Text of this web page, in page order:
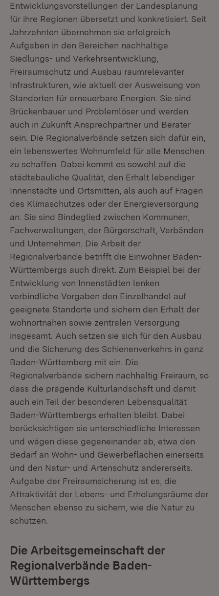
Entwicklungsvorstellungen der Landesplanung
für ihre Regionen übersetzt und konkretisiert. Seit
Jahrzehnten übernehmen sie erfolgreich
Aufgaben in den Bereichen nachhaltige
Siedlungs- und Verkehrsentwicklung,
Freiraumschutz und Ausbau raumrelevanter
Infrastrukturen, wie aktuell der Ausweisung von
Standorten für erneuerbare Energien. Sie sind
Brückenbauer und Problemlöser und werden
auch in Zukunft Ansprechpartner und Berater
sein. Die Regionalverbände setzen sich dafür ein,
ein lebenswertes Wohnumfeld für alle Menschen
zu schaffen. Dabei kommt es sowohl auf die
städtebauliche Qualität, den Erhalt lebendiger
Innenstädte und Ortsmitten, als auch auf Fragen
des Klimaschutzes oder der Energieversorgung
an. Sie sind Bindeglied zwischen Kommunen,
Fachverwaltungen, der Bürgerschaft, Verbänden
und Unternehmen. Die Arbeit der
Regionalverbände betrifft die Einwohner Baden-
Württembergs auch direkt. Zum Beispiel bei der
Entwicklung von Innenstädten lenken
verbindliche Vorgaben den Einzelhandel auf
geeignete Standorte und sichern den Erhalt der
wohnortnahen sowie zentralen Versorgung
insgesamt. Auch setzen sie sich für den Ausbau
und die Sicherung des Schienenverkehrs in ganz
Baden-Württemberg mit ein. Die
Regionalverbände sichern nachhaltig Freiraum, so
dass die prägende Kulturlandschaft und damit
auch ein Teil der besonderen Lebensqualität
Baden-Württembergs erhalten bleibt. Dabei
berücksichtigen sie unterschiedliche Interessen
und wägen diese gegeneinander ab, etwa den
Bedarf an Wohn- und Gewerbeflächen einerseits
und den Natur- und Artenschutz andererseits.
Aufgabe der Freiraumsicherung ist es, die
Attraktivität der Lebens- und Erholungsräume der
Menschen ebenso zu sichern, wie die Natur zu
schützen.
Die Arbeitsgemeinschaft der
Regionalverbände Baden-
Württembergs